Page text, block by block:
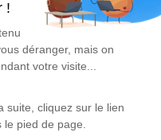
hommage estdisponible